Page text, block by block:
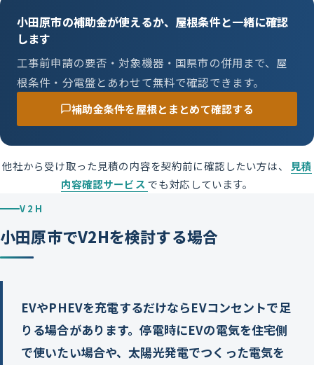
小田原市の補助金が使えるか、屋根条件と一緒に確認
します
工事前申請の要否・対象機器・国県市の併用まで、屋
根条件・分電盤とあわせて無料で確認できます。
補助金条件を屋根とまとめて確認する
他社から受け取った見積の内容を契約前に確認したい方は、 見積
内容確認サービスでも対応しています。
V2H
小田原市でV2Hを検討する場合
EVやPHEVを充電するだけならEVコンセントで足
りる場合があります。停電時にEVの電気を住宅側
で使いたい場合や、太陽光発電でつくった電気を